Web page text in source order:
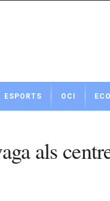
ESPORTS OCI
als